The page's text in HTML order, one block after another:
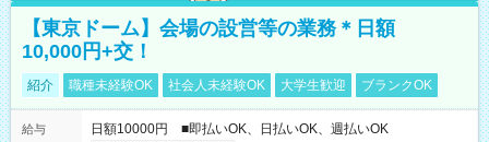
【東京ドーム】会場の設営等の業務＊日額
10,000円+交！
紹介 職種未経験OK 社会人未経験OK 大学生歓迎 ブランクOK
給与
日額10000円 ■即払いOK、日払いOK、週払いOK